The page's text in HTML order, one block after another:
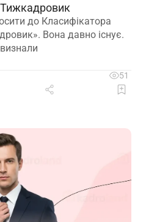
до Класифікатора
Вона давно існує.
51